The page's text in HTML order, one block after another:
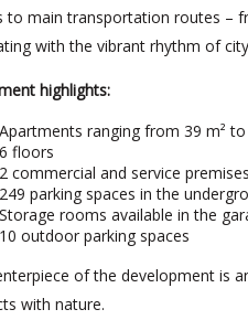
to main transportation routes –
with the vibrant rhythm of
highlights:
Apartments ranging from 39 m² to
6 floors
2 commercial and service premises
249 parking spaces in the
Storage rooms available in the
10 outdoor parking spaces
of the development is
with nature.